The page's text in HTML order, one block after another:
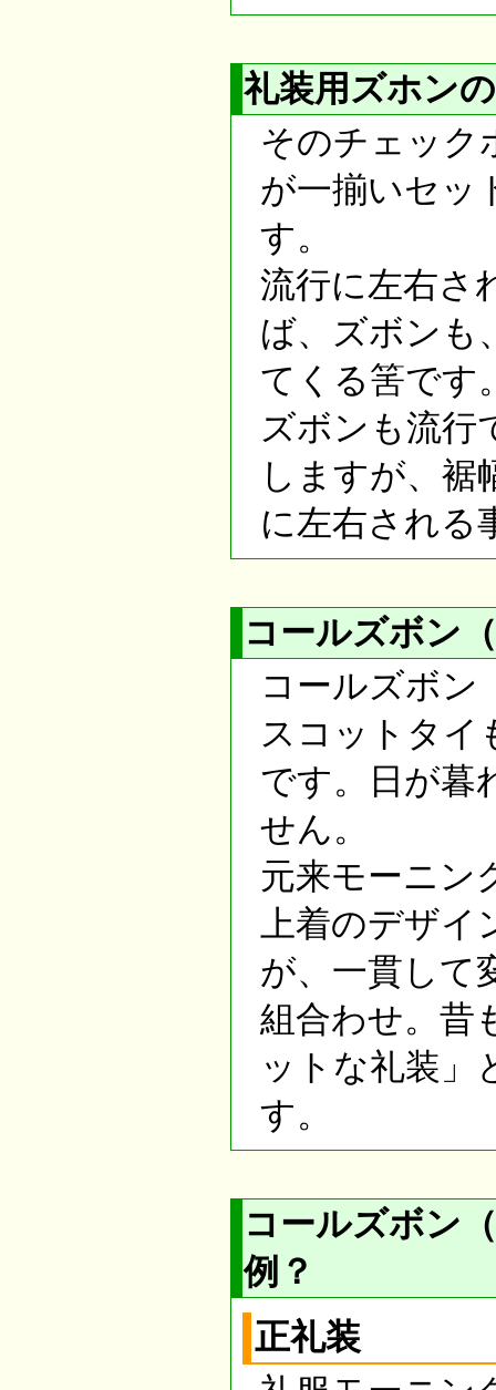
礼装用ズホン
そのチェック
が一揃いセッ
す。
流行に左右さ
ば、ズボンも
てくる筈です
ズボンも流行
しますが、裾
に左右される
コールズボン
コールズボン
スコットタイ
です。日が暮
せん。
元来モーニン
上着のデザイ
が、一貫して
組合わせ。昔
ットな礼装」
す。
コールズボン
例？
正礼装